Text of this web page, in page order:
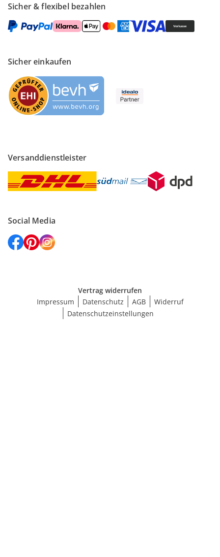
Sicher & flexibel bezahlen
Sicher einkaufen
Versanddienstleister
Social Media
Vertrag widerrufen
Impressum
Datenschutz AGB
Widerruf
Datenschutzeinstellungen